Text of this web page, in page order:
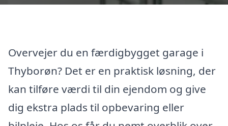
Overvejer du en færdigbygget garage i
Thyborøn? Det er en praktisk løsning, der
kan tilføre værdi til din ejendom og give
dig ekstra plads til opbevaring eller